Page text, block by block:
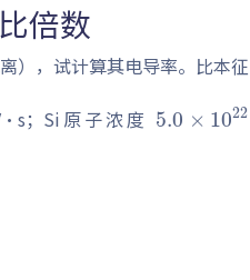
倍数
），试计算其电导率。比本征
；Si原子浓度